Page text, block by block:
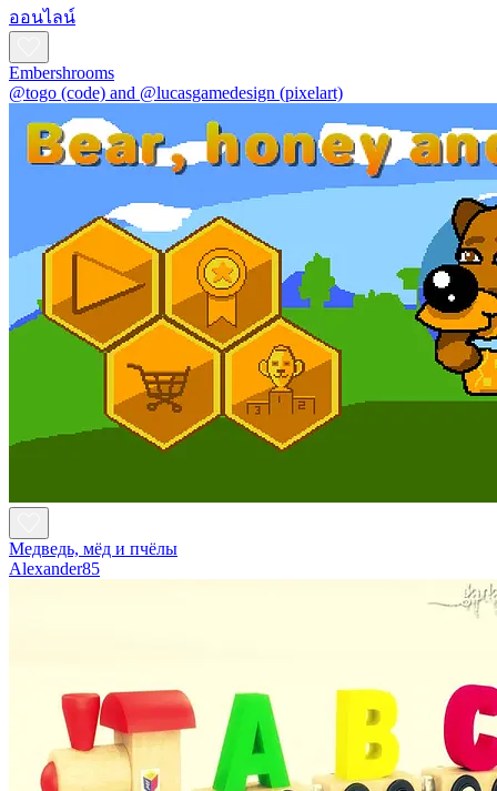
ออนไลน์
Embershrooms
@togo (code) and @lucasgamedesign (pixelart)
Медведь, мёд и пчёлы
Alexander85